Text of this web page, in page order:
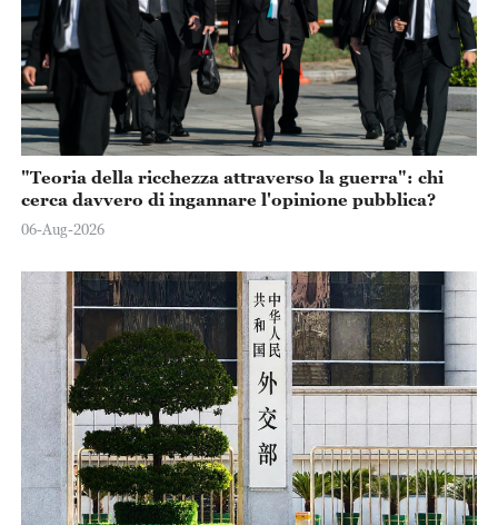
"Teoria della ricchezza attraverso la guerra": chi
cerca davvero di ingannare l'opinione pubblica?
06-Aug-2026